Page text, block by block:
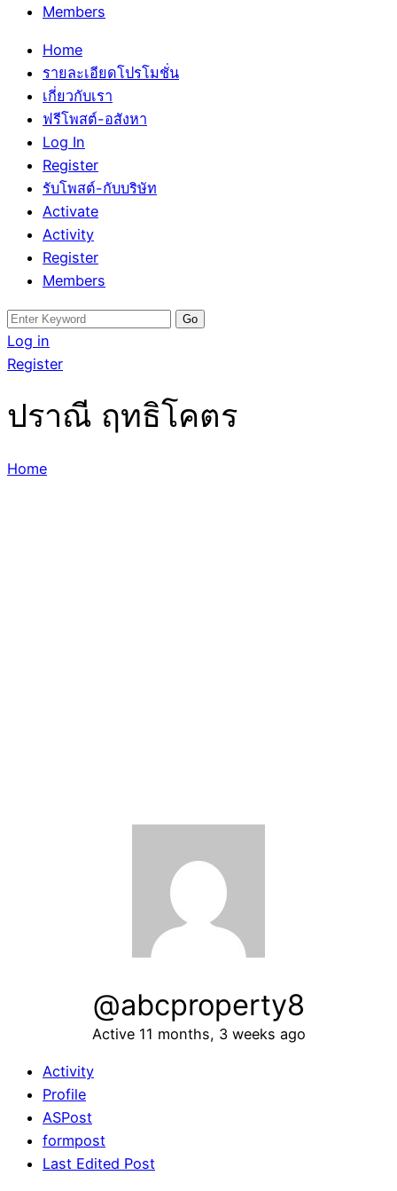
Members
Home
รายละเอียดโปรโมชั่น
เกี่ยวกับเรา
ฟรีโพสต์-อสังหา
Log In
Register
รับโพสต์-กับบริษัท
Activate
Activity
Register
Members
Search
for:
Log in
Register
ปราณี ฤทธิโคตร
Home
@abcproperty8
Active 11 months, 3 weeks ago
Activity
Profile
ASPost
formpost
Last Edited Post